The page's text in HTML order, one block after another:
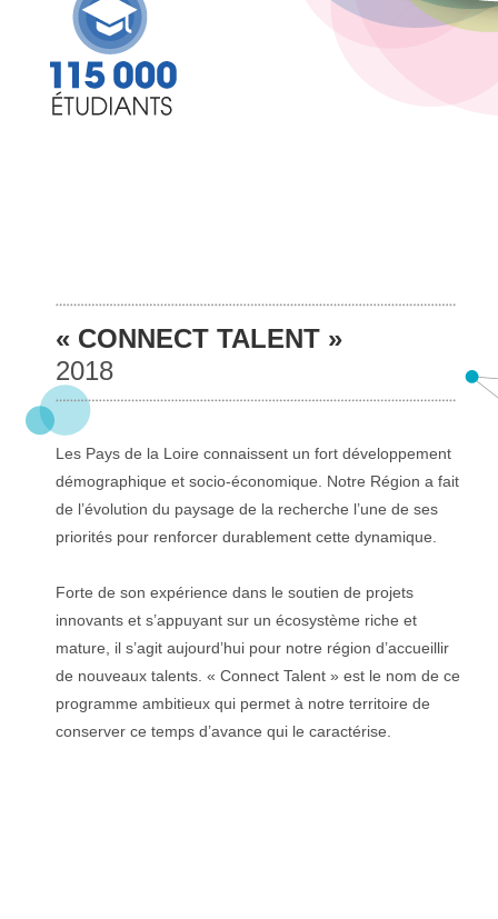
« CONNECT TALENT »
2018
Les Pays de la Loire connaissent un fort développement
démographique et socio-économique. Notre Région a fait
de l’évolution du paysage de la recherche l’une de ses
priorités pour renforcer durablement cette dynamique.
Forte de son expérience dans le soutien de projets
innovants et s’appuyant sur un écosystème riche et
mature, il s’agit aujourd’hui pour notre région d’accueillir
de nouveaux talents. « Connect Talent » est le nom de ce
programme ambitieux qui permet à notre territoire de
conserver ce temps d’avance qui le caractérise.